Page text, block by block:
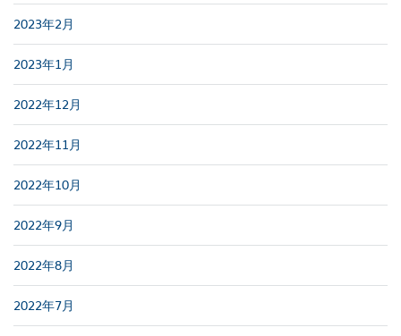
2023年2月
2023年1月
2022年12月
2022年11月
2022年10月
2022年9月
2022年8月
2022年7月